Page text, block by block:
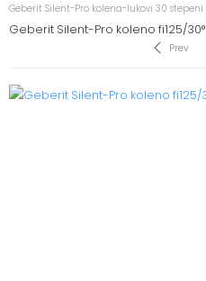
Geberit Silent-Pro kolena-lukovi 30 stepeni
Geberit Silent-Pro koleno fi125/30°
Prev